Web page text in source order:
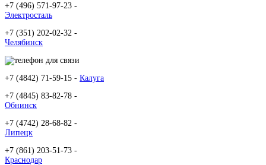
+7 (496) 571-97-23 -
Электросталь
+7 (351) 202-02-32 -
Челябинск
+7 (4842) 71-59-15 - Калуга
+7 (4845) 83-82-78 -
Обнинск
+7 (4742) 28-68-82 -
Липецк
+7 (861) 203-51-73 -
Краснодар